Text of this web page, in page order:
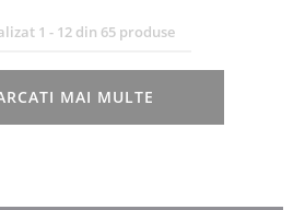
1 - 12din 65produse
MAI MULTE